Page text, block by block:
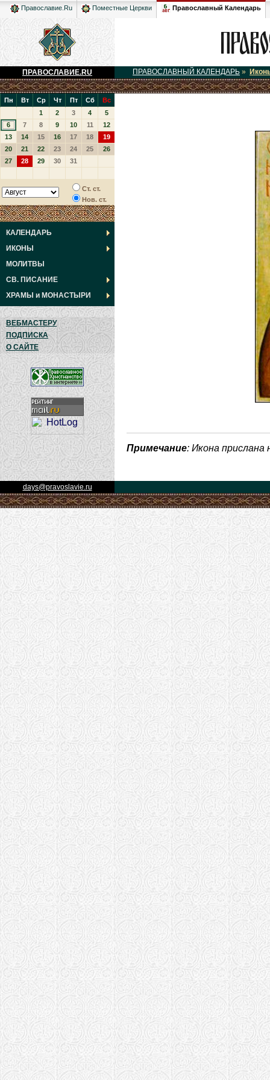
Православие.Ru Поместные Церкви Православный Календарь
ПРАВОСЛАВИЕ.RU ПРАВОСЛАВНЫЙ КАЛЕНДАРЬ »
Пн Вт Ср Чт Пт Сб
Вс
1
2 3 4
5
6
7 8 9 10 11
12
13
14 15 16 17 18
19
20
21 22 23 24 25
26
27
28 29 30 31
Ст. ст.
Нов. ст.
КАЛЕНДАРЬ
ИКОНЫ
МОЛИТВЫ
СВ. ПИСАНИЕ
ХРАМЫ и МОНАСТЫРИ
ВЕБМАСТЕРУ
ПОДПИСКА
О САЙТЕ
Примечание: Икона
days@pravoslavie.ru